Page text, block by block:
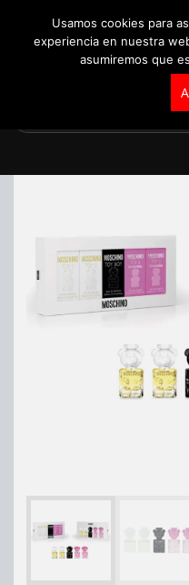
Usamos cookies para
experiencia en nuestra
asumiremos que